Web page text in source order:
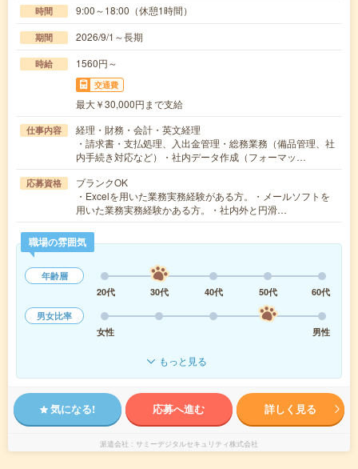
時間 9:00～18:00（休憩1時間）
期間 2026/9/1～長期
時給 1560円～
交通費
最大￥30,000円まで支給
仕事内容
経理・財務・会計・英文経理
・請求書・支払処理、入出金管理・総務業務（備品管理、社
内手続き対応など）・社内データ作成（フォーマッ…
応募資格
ブランクOK
・Excelを用いた業務実務経験がある方。・メールソフトを
用いた業務実務経験かある方。・社内外と円滑…
職場の雰囲気
年齢層
20代
30代 40代 50代
60代
男女比率
女性
男性
もっと見る
気になる! 応募へ進む 詳しく見る
派遣会社 サミーデジタルセキュリティ株式会社